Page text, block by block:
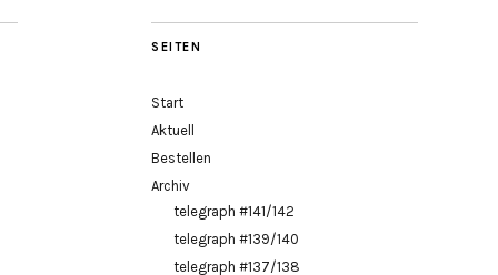
SEITEN
Start
Aktuell
Bestellen
Archiv
telegraph #141/142
telegraph #139/140
telegraph #137/138